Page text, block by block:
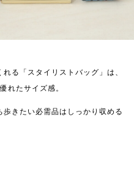
る「スタイリストバッグ」は、
れたサイズ感。
きたい必需品はしっかり収める